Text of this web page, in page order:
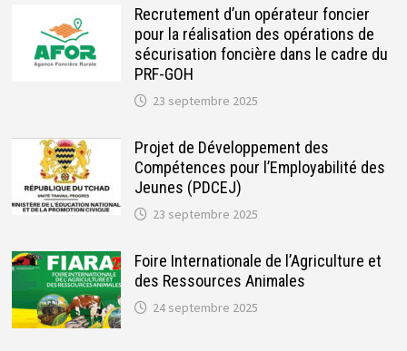
Recrutement d’un opérateur foncier
pour la réalisation des opérations de
sécurisation foncière dans le cadre du
PRF-GOH
23 septembre 2025
Projet de Développement des
Compétences pour l’Employabilité des
Jeunes (PDCEJ)
23 septembre 2025
Foire Internationale de l’Agriculture et
des Ressources Animales
24 septembre 2025